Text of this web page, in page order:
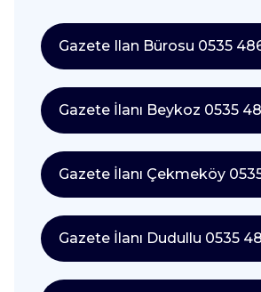
Gazete Ilan Bürosu 0535
Gazete İlanı Beykoz 0535
Gazete İlanı Çekmeköy
Gazete İlanı Dudullu 0535